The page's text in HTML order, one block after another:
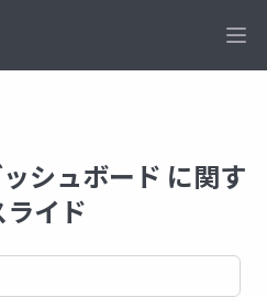
シュボード に関す
ライド